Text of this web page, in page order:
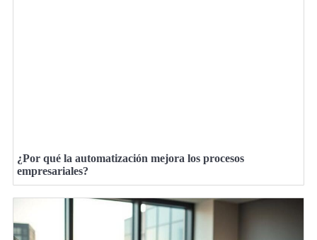
¿Por qué la automatización mejora los procesos
empresariales?